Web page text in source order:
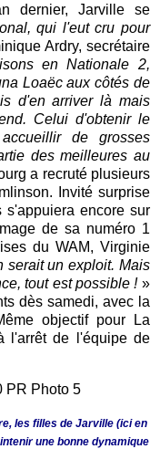
dernier, Jarville se
qui l'eut cru pour
Ardry, secrétaire
en Nationale 2,
Loaëc aux côtés de
d'en arriver là mais
Celui d'obtenir le
de grosses
des meilleures au
a recruté plusieurs
Invité surprise
s'appuiera encore sur
de sa numéro 1
du WAM, Virginie
serait un exploit. Mais
tout est possible !»
dès samedi, avec la
objectif pour La
l'arrêt de l'équipe de
les filles de Jarville (ici en
une bonne dynamique